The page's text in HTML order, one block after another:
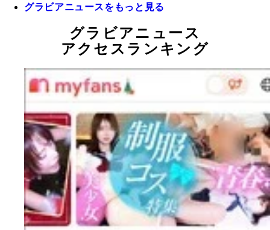
グラビアニュースをもっと見る
グラビアニュース
アクセスランキング